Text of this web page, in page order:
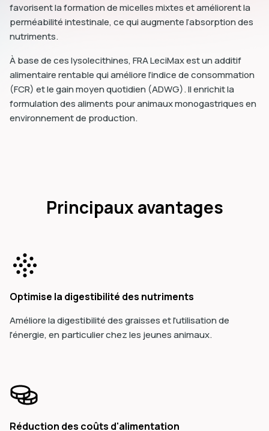
favorisent la formation de micelles mixtes et améliorent la
perméabilité intestinale, ce qui augmente l’absorption des
nutriments.
À base de ces lysolecithines, FRA LeciMax est un additif
alimentaire rentable qui améliore l’indice de consommation
(FCR) et le gain moyen quotidien (ADWG). Il enrichit la
formulation des aliments pour animaux monogastriques en
environnement de production.
Principaux avantages
Optimise la digestibilité des nutriments
Améliore la digestibilité des graisses et l'utilisation de
l'énergie, en particulier chez les jeunes animaux.
Réduction des coûts d'alimentation